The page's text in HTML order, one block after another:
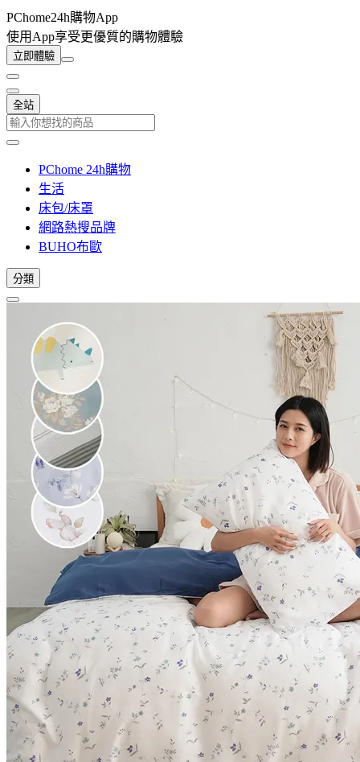
PChome24h購物App
使用App享受更優質的購物體驗
立即體驗
全站
PChome 24h購物
生活
床包/床罩
網路熱搜品牌
BUHO布歐
分類